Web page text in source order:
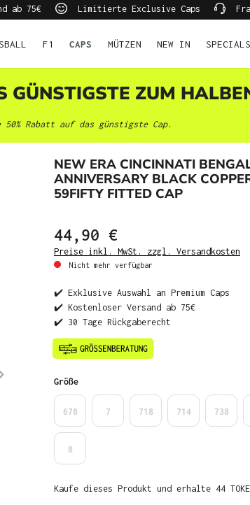
ab 75€ Limitierte Exclusive Caps
F1 CAPS MÜTZEN NEW IN SPECIALS
GÜNSTIGSTE ZUM
Rabatt auf das günstigste Cap.
NEW ERA CINCINNATI
ANNIVERSARY BLACK
59FIFTY FITTED CAP
44,90 €
Preise inkl. MwSt. zzgl. Versandkosten
Nicht mehr verfügbar
✔️ Exklusive Auswahl an Premium Caps
✔️ Kostenloser Versand ab 75€
✔️ 30 Tage Rückgaberecht
Größeauswählen
678 7 718 714 738
8
Kaufe dieses Produkt und erhalte 44